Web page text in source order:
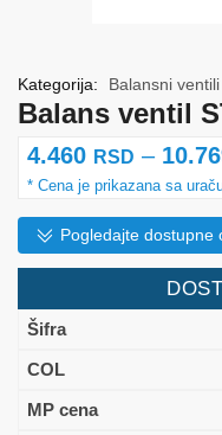
Balans ventil
4.460 RSD –
Pogledajte dostupne
Kategorija: Balansni ventili